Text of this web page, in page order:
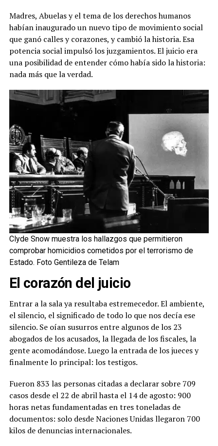
Madres, Abuelas y el tema de los derechos humanos
habían inaugurado un nuevo tipo de movimiento social
que ganó calles y corazones, y cambió la historia. Esa
potencia social impulsó los juzgamientos. El juicio era
una posibilidad de entender cómo había sido la historia:
nada más que la verdad.
Clyde Snow muestra los hallazgos que permitieron
comprobar homicidios cometidos por el terrorismo de
Estado. Foto Gentileza de Telam
El corazón del juicio
Entrar a la sala ya resultaba estremecedor. El ambiente,
el silencio, el significado de todo lo que nos decía ese
silencio. Se oían susurros entre algunos de los 23
abogados de los acusados, la llegada de los fiscales, la
gente acomodándose. Luego la entrada de los jueces y
finalmente lo principal: los testigos.
Fueron 833 las personas citadas a declarar sobre 709
casos desde el 22 de abril hasta el 14 de agosto: 900
horas netas fundamentadas en tres toneladas de
documentos: solo desde Naciones Unidas llegaron 700
kilos de denuncias internacionales.